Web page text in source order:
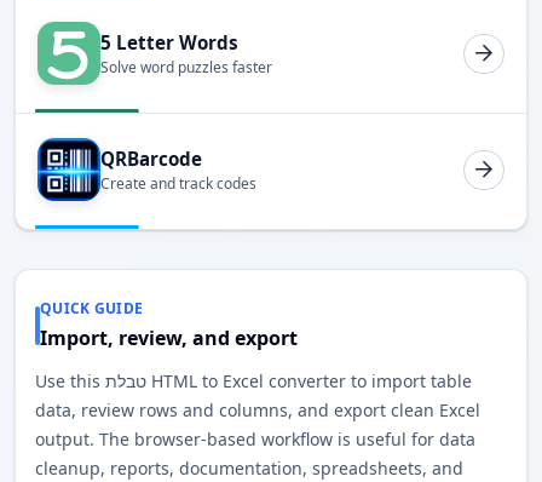
5 Letter Words
Solve word puzzles faster
QRBarcode
Create and track codes
QUICK GUIDE
Import, review, and export
Use this טבלת HTML to Excel converter to import table
data, review rows and columns, and export clean Excel
output. The browser-based workflow is useful for data
cleanup, reports, documentation, spreadsheets, and